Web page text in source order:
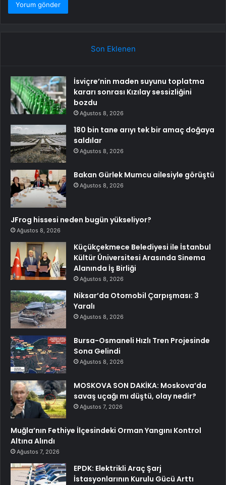
Son Eklenen
İsviçre’nin maden suyunu toplatma
kararı sonrası Kızılay sessizliğini
bozdu
Ağustos 8, 2026
180 bin tane arıyı tek bir amaç doğaya
saldılar
Ağustos 8, 2026
Bakan Gürlek Mumcu ailesiyle görüştü
Ağustos 8, 2026
JFrog hissesi neden bugün yükseliyor?
Ağustos 8, 2026
Küçükçekmece Belediyesi ile İstanbul
Kültür Üniversitesi Arasında Sinema
Alanında İş Birliği
Ağustos 8, 2026
Niksar’da Otomobil Çarpışması: 3
Yaralı
Ağustos 8, 2026
Bursa-Osmaneli Hızlı Tren Projesinde
Sona Gelindi
Ağustos 8, 2026
MOSKOVA SON DAKİKA: Moskova’da
savaş uçağı mı düştü, olay nedir?
Ağustos 7, 2026
Muğla’nın Fethiye İlçesindeki Orman Yangını Kontrol
Altına Alındı
Ağustos 7, 2026
EPDK: Elektrikli Araç Şarj
İstasyonlarının Kurulu Gücü Arttı